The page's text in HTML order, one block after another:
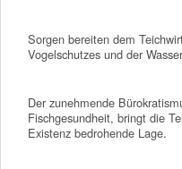
Sorgen bereiten dem
Vogelschutzes und der
Der zunehmende
Fischgesundheit, bringt die
Existenz bedrohende Lage.